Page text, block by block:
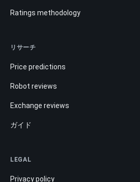
Ratings methodology
リサーチ
Price predictions
Robot reviews
Exchange reviews
ガイド
LEGAL
Privacy policy